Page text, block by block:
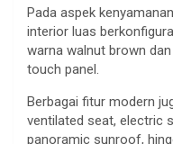
Pada aspek
interior luas
warna walnut brown
touch panel.
Berbagai fitur modern
ventilated seat, electric
panoramic sunroof,